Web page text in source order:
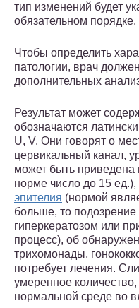
тип изменений будет
обязательном порядке.
Чтобы определить
патологии, врач
дополнительных
Результат может
обозначаются
U, V. Они говорят о
цервикальный канал,
может быть
норме число до 15 ед.),
эпителия (нормой
больше, то
гиперкератозом или
процесс), об
трихомонады,
потребует лечения.
умеренное
нормальной среде во